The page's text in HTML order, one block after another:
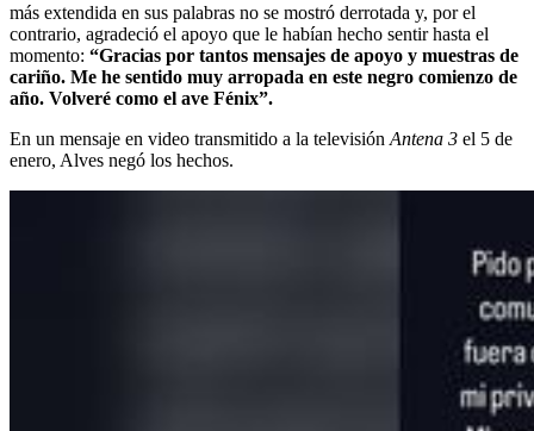
más extendida en sus palabras no se mostró derrotada y, por el
contrario, agradeció el apoyo que le habían hecho sentir hasta el
momento: “Gracias por tantos mensajes de apoyo y muestras de
cariño. Me he sentido muy arropada en este negro comienzo de
año. Volveré como el ave Fénix”.
En un mensaje en video transmitido a la televisión Antena 3 el 5 de
enero, Alves negó los hechos.